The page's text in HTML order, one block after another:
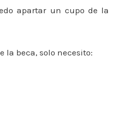
apartar un cupo de la
la beca, solo necesito: